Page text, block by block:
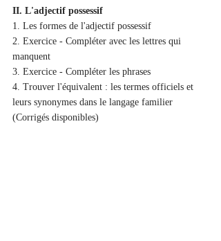
II. L'adjectif possessif
1. Les formes de l'adjectif possessif
2. Exercice - Compléter avec les lettres qui
manquent
3. Exercice - Compléter les phrases
4. Trouver l'équivalent : les termes officiels et
leurs synonymes dans le langage familier
(Corrigés disponibles)